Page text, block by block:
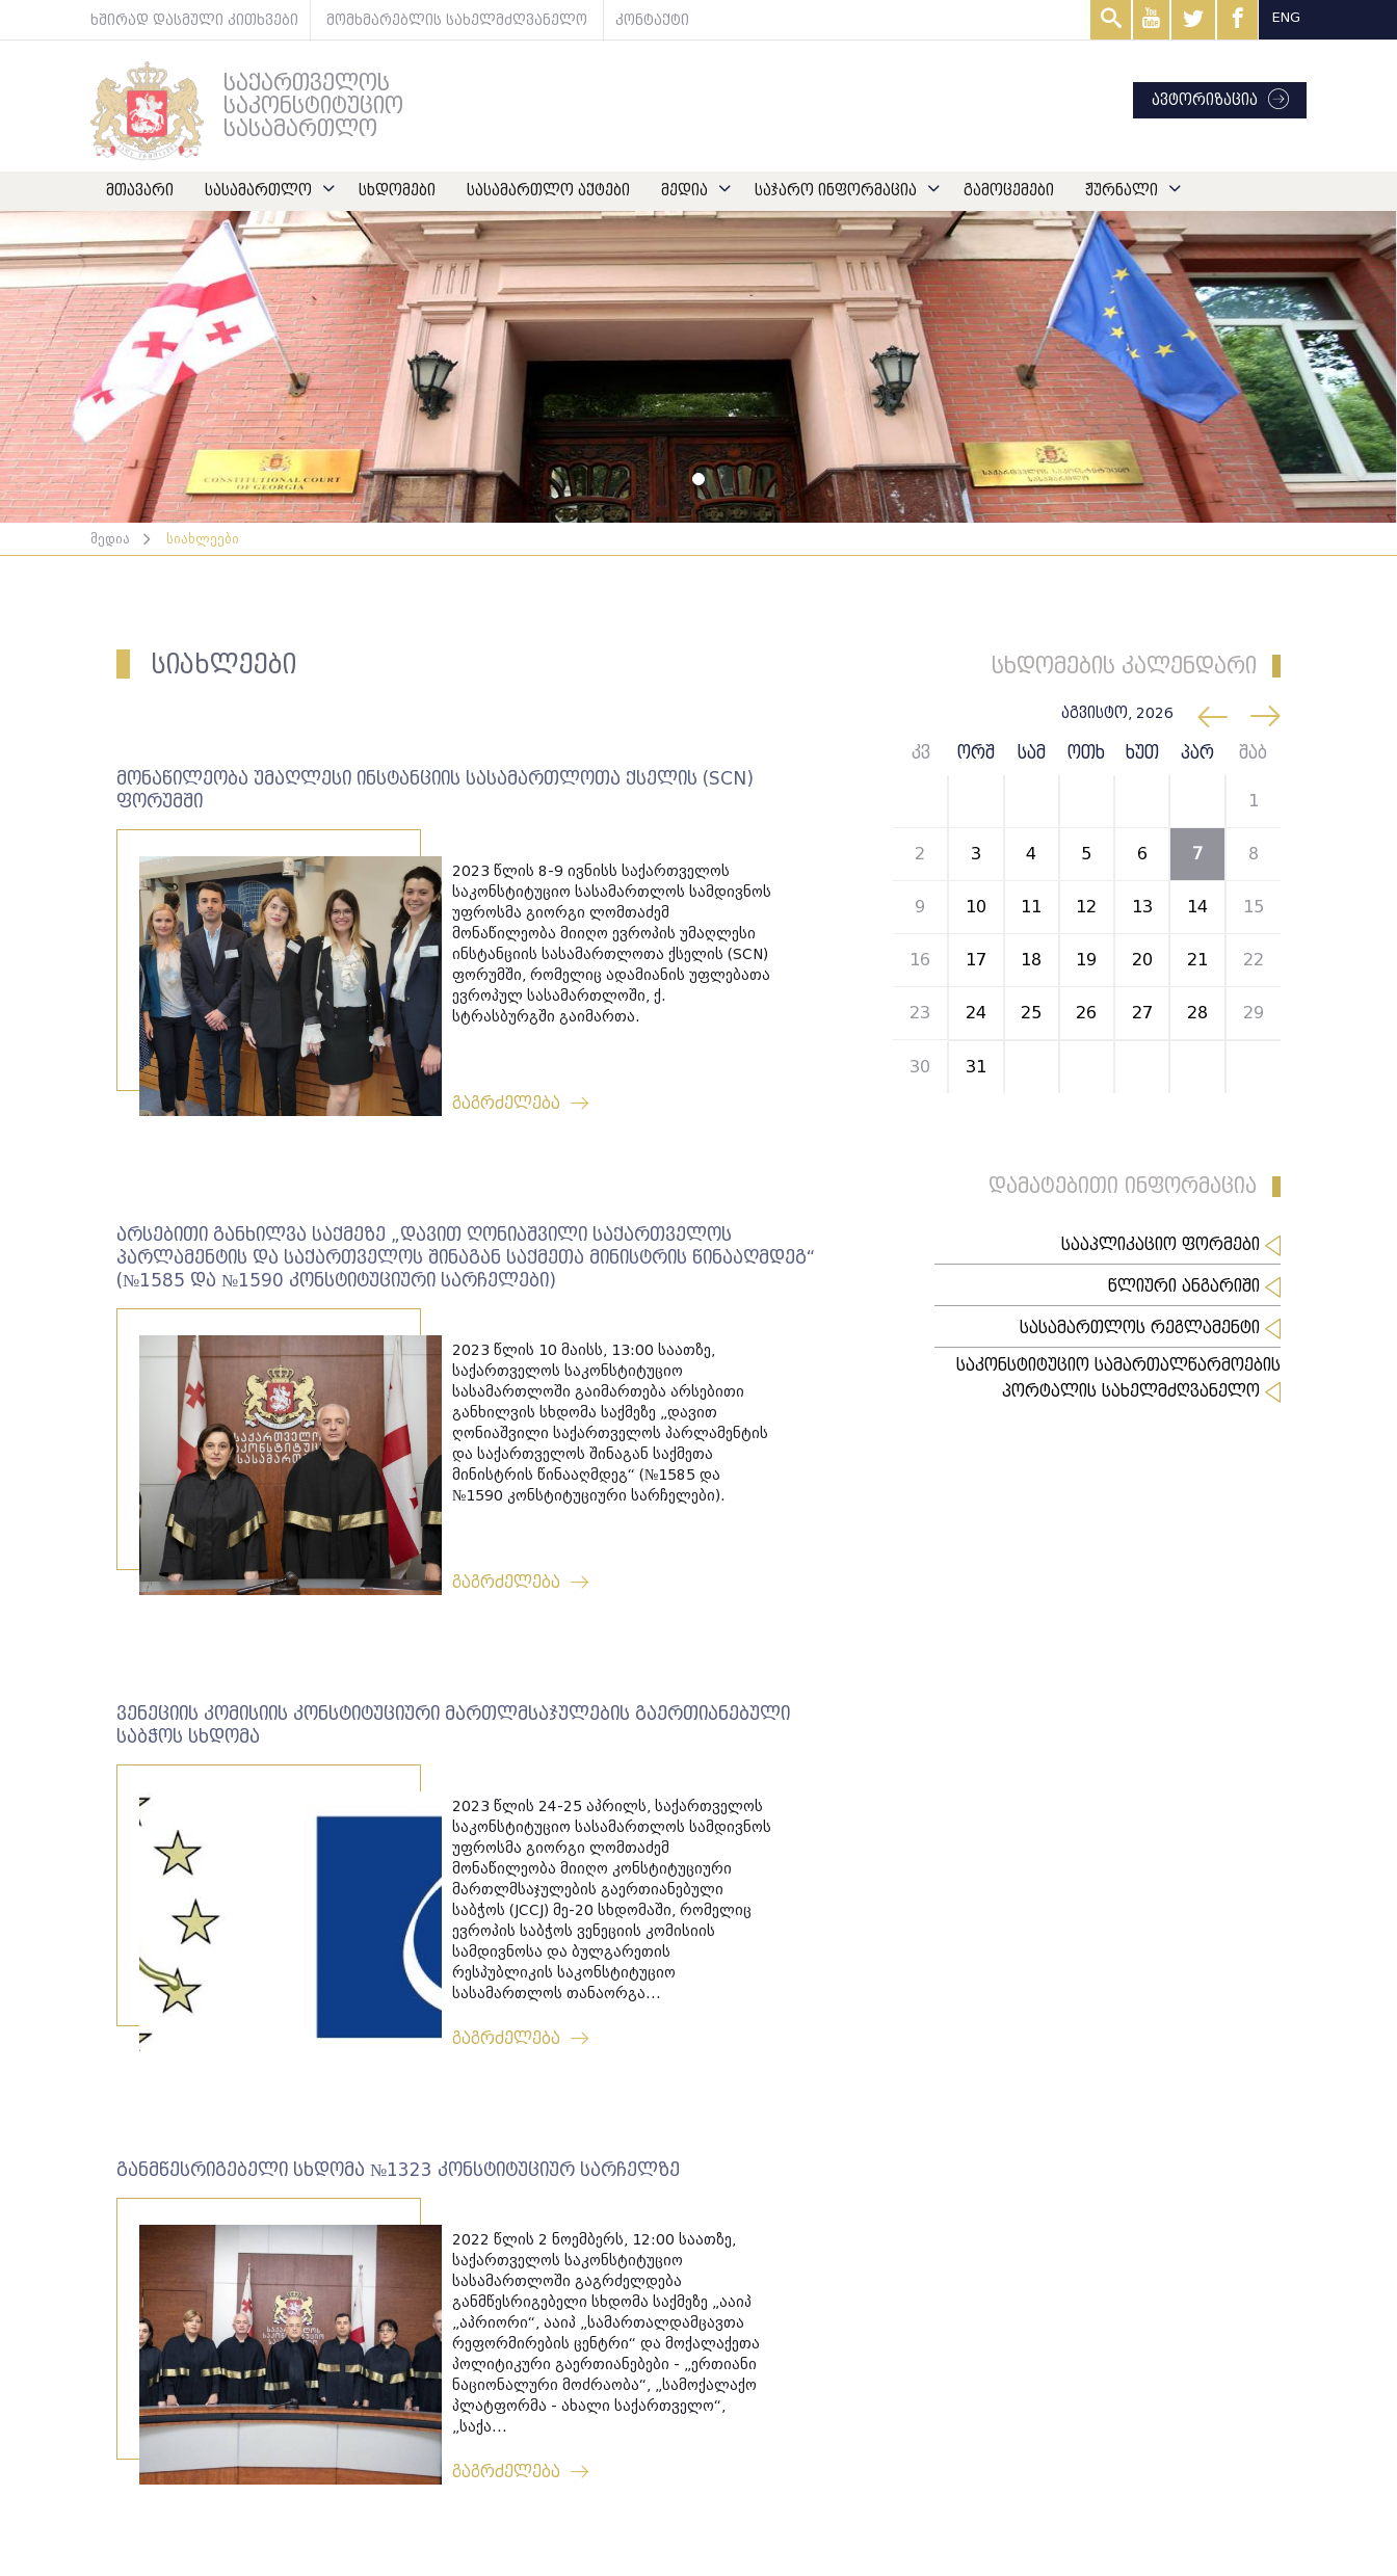
ხშირად დასმული კითხვები მომხმარებლის სახელმძღვანელო კონტაქტი ENG
საქართველოს
საკონსტიტუციო
სასამართლო
ავტორიზაცია
მთავარი სასამართლო სხდომები სასამართლო აქტები მედია საჯარო ინფორმაცია გამოცემები ჟურნალი
მედია სიახლეები
სიახლეები
მონაწილეობა უმაღლესი ინსტანციის სასამართლოთა ქსელის (SCN)
ფორუმში
2023 წლის 8-9 ივნისს საქართველოს
საკონსტიტუციო სასამართლოს სამდივნოს
უფროსმა გიორგი ლომთაძემ
მონაწილეობა მიიღო ევროპის უმაღლესი
ინსტანციის სასამართლოთა ქსელის (SCN)
ფორუმში, რომელიც ადამიანის უფლებათა
ევროპულ სასამართლოში, ქ.
სტრასბურგში გაიმართა.
გაგრძელება
არსებითი განხილვა საქმეზე „დავით ღონიაშვილი საქართველოს
პარლამენტის და საქართველოს შინაგან საქმეთა მინისტრის წინააღმდეგ“
(№1585 და №1590 კონსტიტუციური სარჩელები)
2023 წლის 10 მაისს, 13:00 საათზე,
საქართველოს საკონსტიტუციო
სასამართლოში გაიმართება არსებითი
განხილვის სხდომა საქმეზე „დავით
ღონიაშვილი საქართველოს პარლამენტის
და საქართველოს შინაგან საქმეთა
მინისტრის წინააღმდეგ“ (№1585 და
№1590 კონსტიტუციური სარჩელები).
გაგრძელება
ვენეციის კომისიის კონსტიტუციური მართლმსაჯულების გაერთიანებული
საბჭოს სხდომა
2023 წლის 24-25 აპრილს, საქართველოს
საკონსტიტუციო სასამართლოს სამდივნოს
უფროსმა გიორგი ლომთაძემ
მონაწილეობა მიიღო კონსტიტუციური
მართლმსაჯულების გაერთიანებული
საბჭოს (JCCJ) მე-20 სხდომაში, რომელიც
ევროპის საბჭოს ვენეციის კომისიის
სამდივნოსა და ბულგარეთის
რესპუბლიკის საკონსტიტუციო
სასამართლოს თანაორგა...
გაგრძელება
განმწესრიგებელი სხდომა №1323 კონსტიტუციურ სარჩელზე
2022 წლის 2 ნოემბერს, 12:00 საათზე,
საქართველოს საკონსტიტუციო
სასამართლოში გაგრძელდება
განმწესრიგებელი სხდომა საქმეზე „ააიპ
„აპრიორი“, ააიპ „სამართალდამცავთა
რეფორმირების ცენტრი“ და მოქალაქეთა
პოლიტიკური გაერთიანებები - „ერთიანი
ნაციონალური მოძრაობა“, „სამოქალაქო
პლატფორმა - ახალი საქართველო“,
„საქა...
გაგრძელება
სხდომების კალენდარი
აგვისტო, 2026
კვ ორშ სამ ოთხ ხუთ პარ შაბ
1
2 3 4 5 6 7 8
9 10 11 12 13 14 15
16 17 18 19 20 21 22
23 24 25 26 27 28 29
30 31
დამატებითი ინფორმაცია
სააპლიკაციო ფორმები
წლიური ანგარიში
სასამართლოს რეგლამენტი
საკონსტიტუციო სამართალწარმოების
პორტალის სახელმძღვანელო